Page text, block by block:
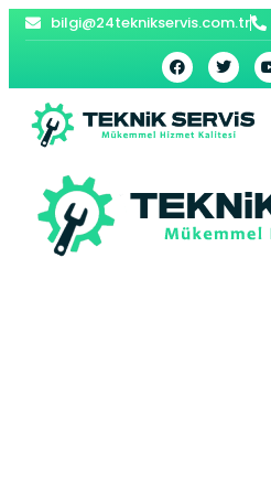
bilgi@24teknikservis.com.tr